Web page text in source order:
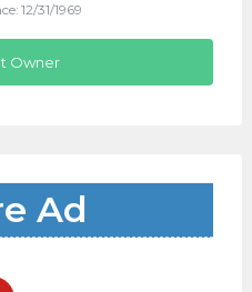
12/31/1969
Owner
Ad